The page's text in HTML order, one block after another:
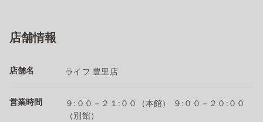
店舗情報
店舗名 ライフ 豊里店
営業時間
９:００－２１:００（本館） ９:００－２０:００
（別館）